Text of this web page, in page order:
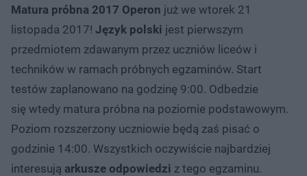
Matura próbna 2017 Operon już we wtorek 21
listopada 2017! Język polski jest pierwszym
przedmiotem zdawanym przez uczniów liceów i
techników w ramach próbnych egzaminów. Start
testów zaplanowano na godzinę 9:00. Odbedzie
się wtedy matura próbna na poziomie podstawowym.
Poziom rozszerzony uczniowie będą zaś pisać o
godzinie 14:00. Wszystkich oczywiście najbardziej
interesują arkusze odpowiedzi z tego egzaminu.